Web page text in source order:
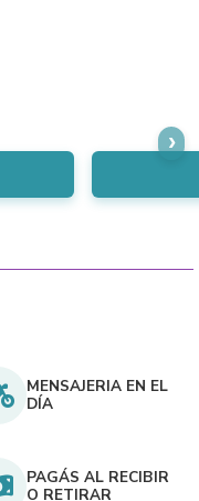
MENSAJERIA EN EL
DÍA
PAGÁS AL RECIBIR
O RETIRAR